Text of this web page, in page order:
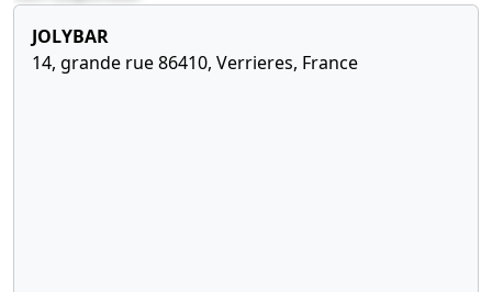
JOLYBAR
14, grande rue 86410, Verrieres, France